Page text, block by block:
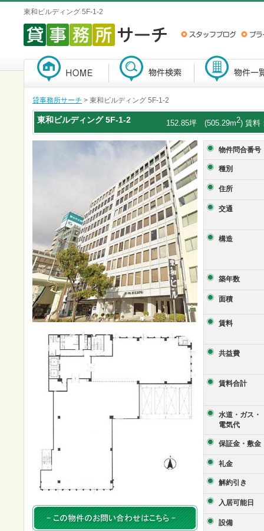
東和ビルディング 5F-1-2
貸事務所サーチ > 東和ビルディング 5F-1-2
東和ビルディング5F-1-2 152.85坪 (505.29m2) 賃料
物件問合番号
種別
住所
交通
構造
築年数
面積
賃料
共益費
賃料合計
水道・ガス・
電気代
保証金・敷金
礼金
解約引き
入居可能日
設備